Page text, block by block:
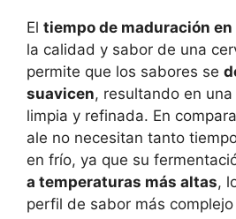
El tiempo de maduración
la calidad y sabor de una
permite que los sabores se
suavicen, resultando en
limpia y refinada. En
ale no necesitan tanto
en frío, ya que su
a temperaturas más altas,
perfil de sabor más